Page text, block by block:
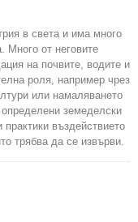
в света и има много
Много от неговите
на почвите, водите и
роля, например чрез
или намаляването
определени земеделски
въздействието
трябва да се извърви.